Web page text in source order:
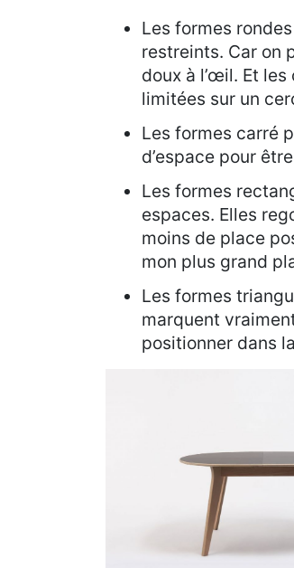
Les formes
restreints. Car on
doux à l’œil. Et
limitées sur un
Les formes carré
d’espace pour
Les formes
espaces. Elles
moins de place
mon plus grand
Les formes
marquent
positionner dans